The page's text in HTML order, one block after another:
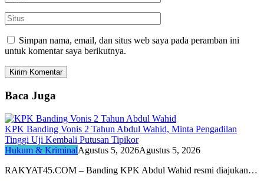
Simpan nama, email, dan situs web saya pada peramban ini
untuk komentar saya berikutnya.
Baca Juga
KPK Banding Vonis 2 Tahun Abdul Wahid, Minta Pengadilan
Tinggi Uji Kembali Putusan Tipikor
Hukum & KriminalAgustus 5, 2026Agustus 5, 2026
RAKYAT45.COM – Banding KPK Abdul Wahid resmi diajukan…